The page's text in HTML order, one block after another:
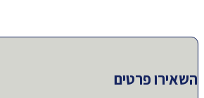
השאירו פרטים